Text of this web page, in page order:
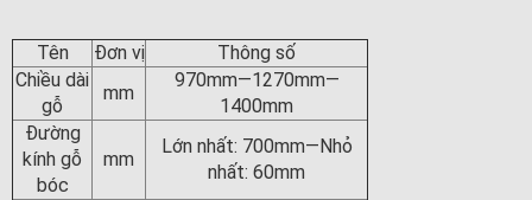
Tên Đơn vị
Thông số
Chiều dài
gỗ
mm
970mm—1270mm—
1400mm
Đường
kính gỗ
bóc
mm
Lớn nhất: 700mm—Nhỏ
nhất: 60mm